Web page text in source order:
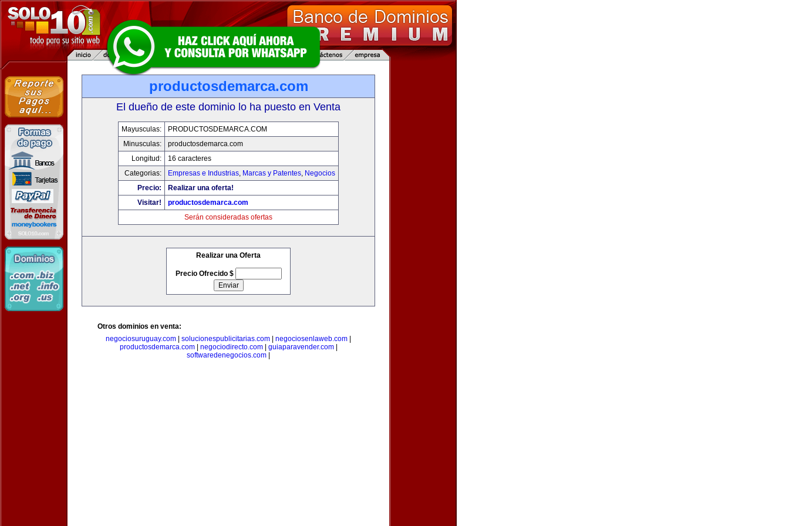
productosdemarca.com
El dueño de este dominio lo ha puesto en Venta
Mayusculas:
PRODUCTOSDEMARCA.COM
Minusculas:
productosdemarca.com
Longitud:
16 caracteres
Categorias:
Empresas e Industrias, Marcas y Patentes, Negocios
Precio:
Realizar una oferta!
Visitar!
productosdemarca.com
Serán consideradas ofertas
Realizar una Oferta
Precio Ofrecido $
Otros dominios en venta:
negociosuruguay.com
solucionespublicitarias.com negociosenlaweb.com
productosdemarca.com| negociodirecto.com| guiaparavender.com|
softwaredenegocios.com